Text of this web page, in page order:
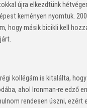
újra elkezdtünk
keményen nyomtuk.
hogy másik bicikli kell
régi kollégám is kitalálta,
ahol Ironman-re edző
rendesen úszni, ezért